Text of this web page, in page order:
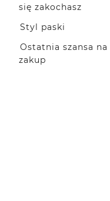
się zakochasz
Styl paski
Ostatnia szansa na
zakup